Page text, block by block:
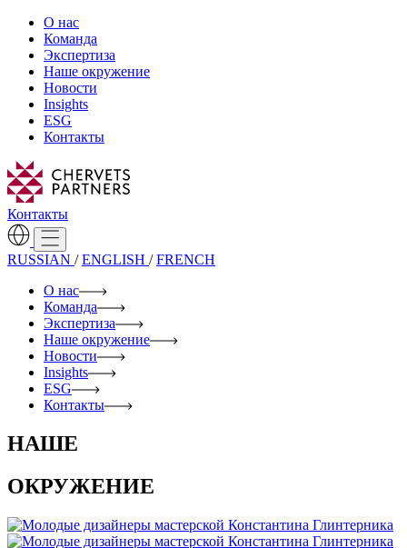
О нас
Команда
Экспертиза
Наше окружение
Новости
Insights
ESG
Контакты
Контакты
RUSSIAN / ENGLISH / FRENCH
О нас
Команда
Экспертиза
Наше окружение
Новости
Insights
ESG
Контакты
НАШЕ
ОКРУЖЕНИЕ